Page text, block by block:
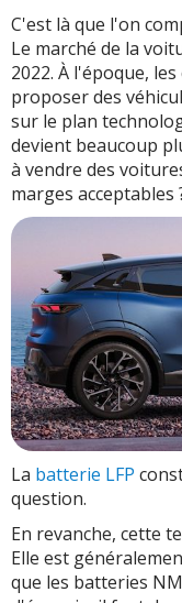
C'est là que l'on
Le marché de la
2022. À l'époque,
proposer des
sur le plan
devient beaucoup
à vendre des
marges acceptables
La batterie LFP
question.
En revanche, cette
Elle est
que les batteries